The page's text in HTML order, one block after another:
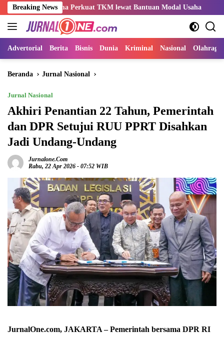
Langsung
ke
konten
Breaking News
Rama Perkuat TKM lewat Bantuan Modal Usaha Kemnaker
Advertorial Berita Bisnis Dunia Kriminal Nasional Olahraga
Beranda Jurnal Nasional
Jurnal Nasional
Akhiri Penantian 22 Tahun, Pemerintah
dan DPR Setujui RUU PPRT Disahkan
Jadi Undang-Undang
Jurnalone.com
Rabu, 22 Apr 2026 - 07:52 WIB
JurnalOne.com, JAKARTA – Pemerintah bersama DPR RI